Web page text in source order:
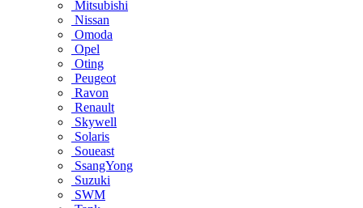
Mitsubishi
Nissan
Omoda
Opel
Oting
Peugeot
Ravon
Renault
Skywell
Solaris
Soueast
SsangYong
Suzuki
SWM